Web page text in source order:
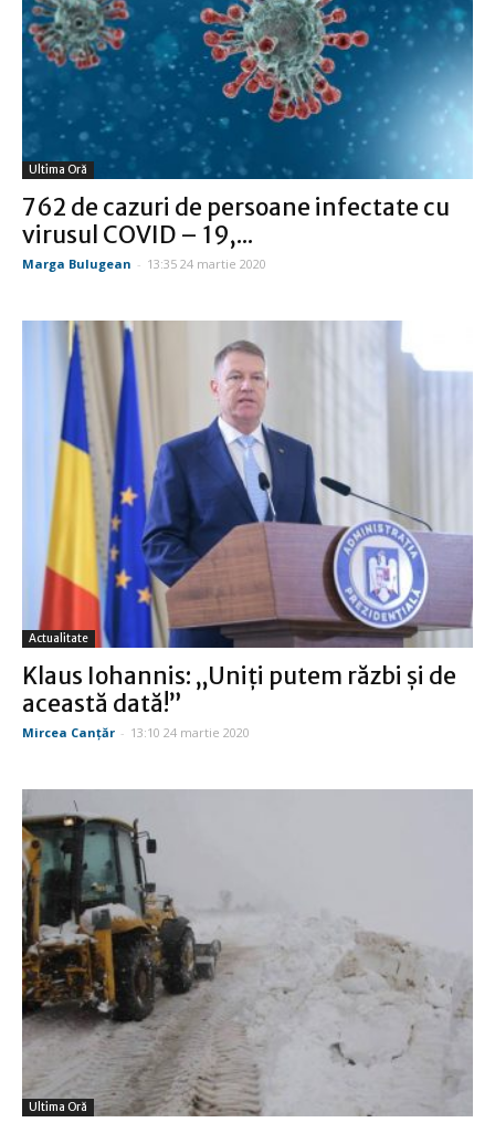
Ultima Oră
762 de cazuri de persoane infectate cu
virusul COVID – 19,...
Marga Bulugean - 13:35 24 martie 2020
Actualitate
Klaus Iohannis: „Uniţi putem răzbi şi de
această dată!”
Mircea Canţăr - 13:10 24 martie 2020
Ultima Oră